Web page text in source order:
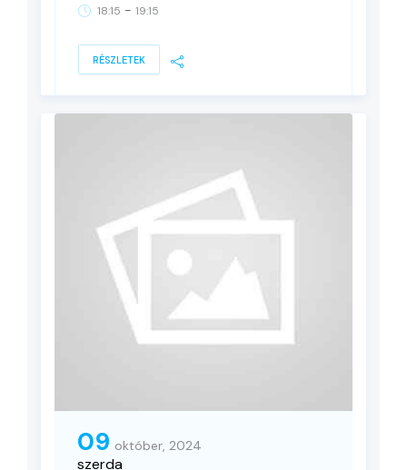
18:15 - 19:15
RÉSZLETEK
09 október, 2024
szerda